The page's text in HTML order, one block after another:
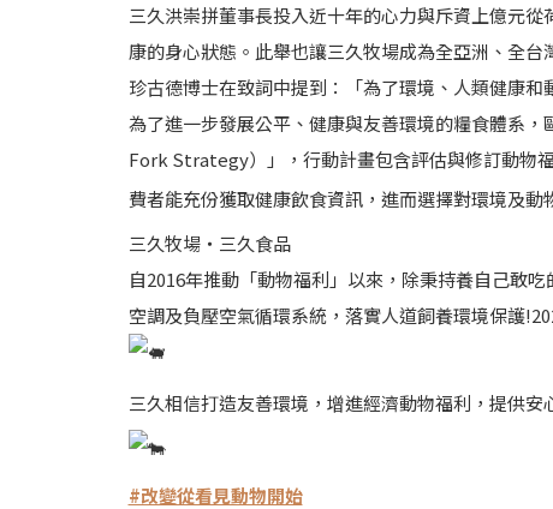
三久洪崇拼董事長投入近十年的心力與斥資上億元
康的身心狀態。此舉也讓三久牧場成為全亞洲、全
珍古德博士在致詞中提到：「為了環境、人類健康和
為了進一步發展公平、健康與友善環境的糧食體系，
Fork Strategy）」，行動計畫包含評估與修訂動物
費者能充份獲取健康飲食資訊，進而選擇對環境及動
三久牧場‧三久食品
自2016年推動「動物福利」以來，除秉持養自己敢
空調及負壓空氣循環系統，落實人道飼養環境保護
三久相信打造友善環境，增進經濟動物福利，提供
#改變從看見動物開始